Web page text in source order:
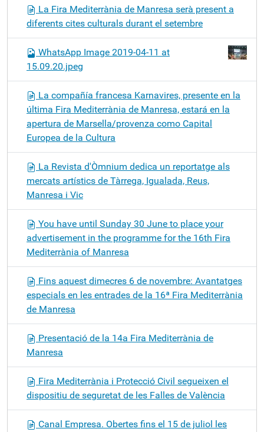
La Fira Mediterrània de Manresa serà present a
diferents cites culturals durant el setembre
WhatsApp Image 2019-04-11 at
15.09.20.jpeg
La compañía francesa Karnavires, presente en la
última Fira Mediterrània de Manresa, estará en la
apertura de Marsella/provenza como Capital
Europea de la Cultura
La Revista d'Òmnium dedica un reportatge als
mercats artístics de Tàrrega, Igualada, Reus,
Manresa i Vic
You have until Sunday 30 June to place your
advertisement in the programme for the 16th Fira
Mediterrània of Manresa
Fins aquest dimecres 6 de novembre: Avantatges
especials en les entrades de la 16ª Fira Mediterrània
de Manresa
Presentació de la 14a Fira Mediterrània de
Manresa
Fira Mediterrània i Protecció Civil segueixen el
dispositiu de seguretat de les Falles de València
Canal Empresa. Obertes fins el 15 de juliol les